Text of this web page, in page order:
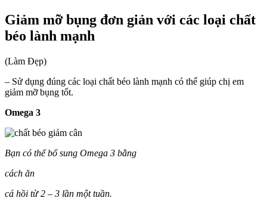
Giảm mỡ bụng đơn giản với các loại chất
béo lành mạnh
(Làm Đẹp)
– Sử dụng đúng các loại chất béo lành mạnh có thể giúp chị em
giảm mỡ bụng tốt.
Omega 3
Bạn có thể bổ sung Omega 3 bằng
cách ăn
cá hồi từ 2 – 3 lần một tuần.